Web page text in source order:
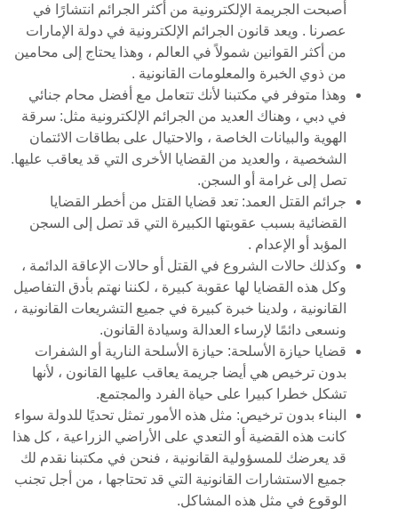
أصبحت الجريمة الإلكترونية من أكثر الجرائم انتشارًا في
عصرنا . ويعد قانون الجرائم الإلكترونية في دولة الإمارات
من أكثر القوانين شمولاً في العالم ، وهذا يحتاج إلى محامين
من ذوي الخبرة والمعلومات القانونية .
وهذا متوفر في مكتبنا لأنك تتعامل مع أفضل محام جنائي
في دبي ، وهناك العديد من الجرائم الإلكترونية مثل: سرقة
الهوية والبيانات الخاصة ، والاحتيال على بطاقات الائتمان
الشخصية ، والعديد من القضايا الأخرى التي قد يعاقب عليها.
تصل إلى غرامة أو السجن.
جرائم القتل العمد: تعد قضايا القتل من أخطر القضايا
القضائية بسبب عقوبتها الكبيرة التي قد تصل إلى السجن
المؤبد أو الإعدام .
وكذلك حالات الشروع في القتل أو حالات الإعاقة الدائمة ،
وكل هذه القضايا لها عقوبة كبيرة ، لكننا نهتم بأدق التفاصيل
القانونية ، ولدينا خبرة كبيرة في جميع التشريعات القانونية ،
ونسعى دائمًا لإرساء العدالة وسيادة القانون.
قضايا حيازة الأسلحة: حيازة الأسلحة النارية أو الشفرات
بدون ترخيص هي أيضا جريمة يعاقب عليها القانون ، لأنها
تشكل خطرا كبيرا على حياة الفرد والمجتمع.
البناء بدون ترخيص: مثل هذه الأمور تمثل تحديًا للدولة سواء
كانت هذه القضية أو التعدي على الأراضي الزراعية ، كل هذا
قد يعرضك للمسؤولية القانونية ، فنحن في مكتبنا نقدم لك
جميع الاستشارات القانونية التي قد تحتاجها ، من أجل تجنب
الوقوع في مثل هذه المشاكل.